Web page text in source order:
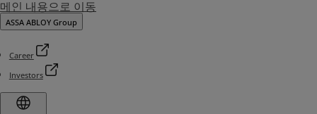
메인 내용으로 이동
ASSA ABLOY Group
Career
Investors